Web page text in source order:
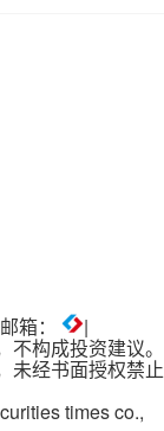
箱：
|
构成投资建议。
未经书面授权禁止
times co.,